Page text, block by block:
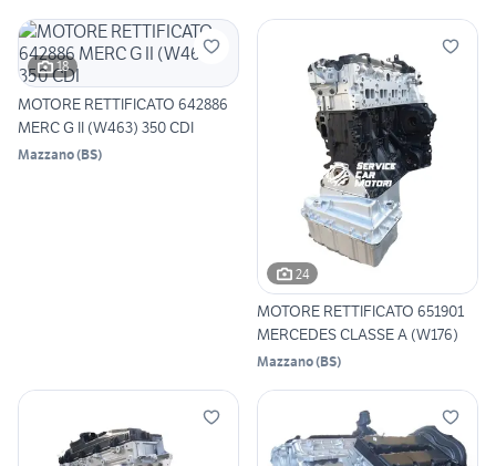
18
MOTORE RETTIFICATO 642886
MERC G II (W463) 350 CDI
Mazzano(BS)
24
MOTORE RETTIFICATO 651901
MERCEDES CLASSE A (W176)
Mazzano(BS)